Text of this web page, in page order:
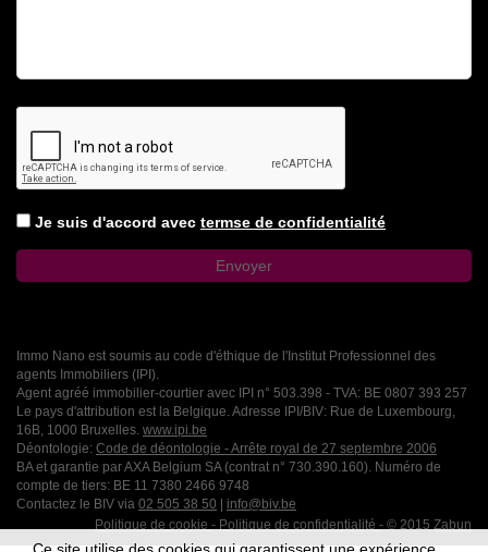
Je suis d'accord avec termse de confidentialité
Immo Nano est soumis au code d'éthique de l'Institut Professionnel des
agents Immobiliers (IPI).
Agent agréé immobilier-courtier avec IPI n° 503.398 - TVA: BE 0807 393 257
Le pays d'attribution est la Belgique. Adresse IPI/BIV: Rue de Luxembourg,
16B, 1000 Bruxelles. www.ipi.be
Déontologie: Code de déontologie - Arrête royal de 27 septembre 2006
BA et garantie par AXA Belgium SA (contrat n° 730.390.160). Numéro de
compte de tiers: BE 11 7380 2466 9748
Contactez le BIV via 02 505 38 50
info@biv.be
Politique de cookie - Politique de confidentialité - © 2015 Zabun